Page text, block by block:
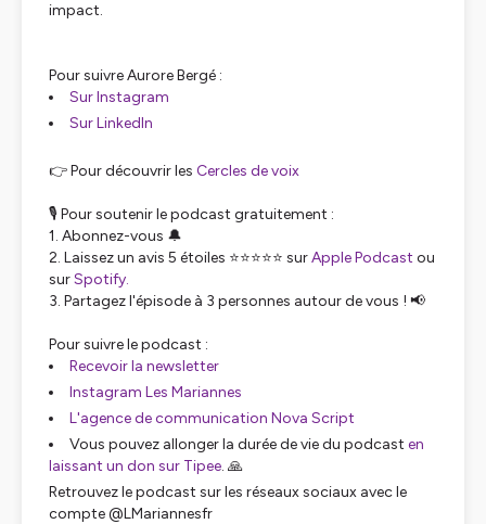
impact.
Pour suivre Aurore Bergé :
Sur Instagram
Sur LinkedIn
👉 Pour découvrir les Cercles de voix
🎙 Pour soutenir le podcast gratuitement :
1. Abonnez-vous 🔔
2. Laissez un avis 5 étoiles ⭐⭐⭐⭐⭐ surApple Podcast ou
surSpotify.
3. Partagez l'épisode à 3 personnes autour de vous ! 📢
Pour suivre le podcast :
Recevoir la newsletter
Instagram Les Mariannes
L'agence de communication Nova Script
Vous pouvez allonger la durée de vie du podcast en
laissant un don sur Tipee. 🙏
Retrouvez le podcast sur les réseaux sociaux avec le
compte @LMariannesfr